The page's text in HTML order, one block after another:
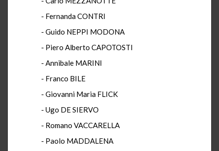
- Fernanda CONTRI
- Guido NEPPI MODONA
- Piero Alberto CAPOTOSTI
- Annibale MARINI
- Franco BILE
- Giovanni Maria FLICK
- Ugo DE SIERVO
- Romano VACCARELLA
- Paolo MADDALENA